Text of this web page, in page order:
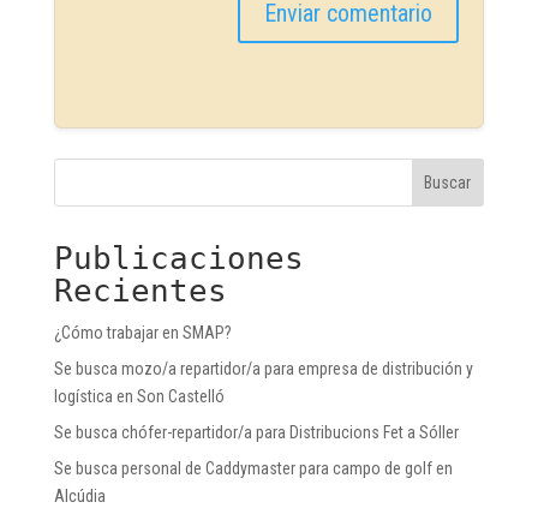
Buscar
Publicaciones
Recientes
¿Cómo trabajar en SMAP?
Se busca mozo/a repartidor/a para empresa de distribución y
logística en Son Castelló
Se busca chófer-repartidor/a para Distribucions Fet a Sóller
Se busca personal de Caddymaster para campo de golf en
Alcúdia